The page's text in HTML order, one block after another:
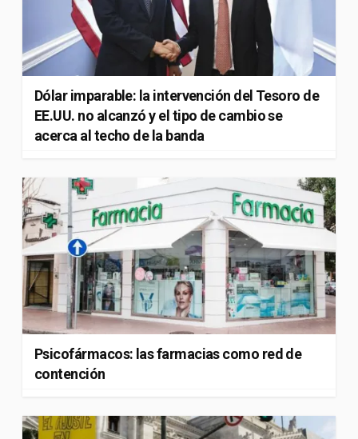
Dólar imparable: la intervención del Tesoro de
EE.UU. no alcanzó y el tipo de cambio se
acerca al techo de la banda
Psicofármacos: las farmacias como red de
contención